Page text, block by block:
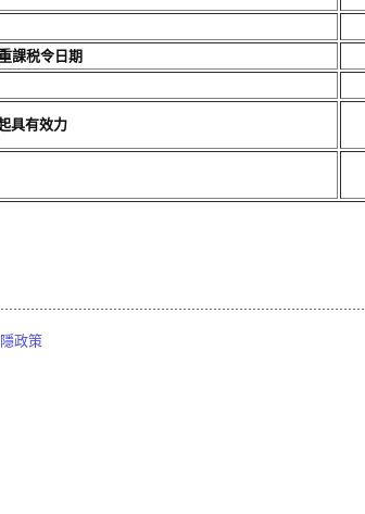
課税令日期
具有效力
政策